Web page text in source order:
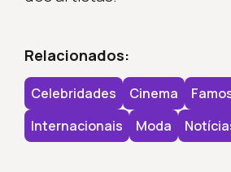
Relacionados:
Celebridades Cinema
Internacionais
Moda